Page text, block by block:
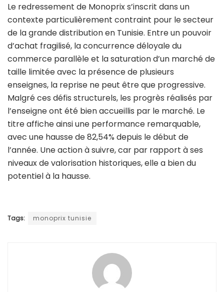
Le redressement de Monoprix s’inscrit dans un
contexte particulièrement contraint pour le secteur
de la grande distribution en Tunisie. Entre un pouvoir
d’achat fragilisé, la concurrence déloyale du
commerce parallèle et la saturation d’un marché de
taille limitée avec la présence de plusieurs
enseignes, la reprise ne peut être que progressive.
Malgré ces défis structurels, les progrès réalisés par
l’enseigne ont été bien accueillis par le marché. Le
titre affiche ainsi une performance remarquable,
avec une hausse de 82,54% depuis le début de
l’année. Une action à suivre, car par rapport à ses
niveaux de valorisation historiques, elle a bien du
potentiel à la hausse.
Tags: monoprix tunisie